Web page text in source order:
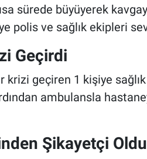
sürede büyüyerek
polis ve sağlık ekipleri
Geçirdi
krizi geçiren 1 kişiye
ambulansla
Şikayetçi Oldu